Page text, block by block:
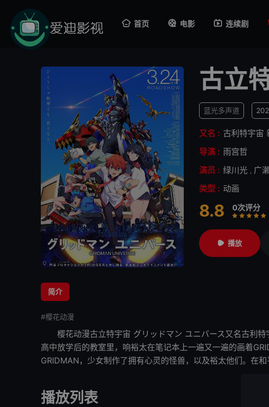
首页 电影 连续剧
古立
蓝光多声道
又名 : 古利特宇宙
导演 : 雨宫哲
演员 : 绿川光 , 广
类型 : 动画
8.8 0次评分
很差
较差还行推荐
力荐
播放
简介
#樱花动漫
樱花动漫古立特宇宙 グリッドマン ユニバース又名古利
高中放学后的教室里，响裕太在笔记本上一遍又一遍的画着
GRIDMAN，少女制作了拥有心灵的怪兽，以及裕太他们。在
播放列表